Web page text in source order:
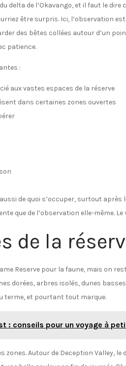
delta de l’Okavango, et il faut le
être surpris. Ici, l’observation
des bêtes collées autour d’un
patience.
:
aux vastes espaces de la réserve
dans certaines zones ouvertes
de quoi s’occuper, surtout
que de l’observation elle-même.
de la
Reserve pour la faune, mais on
dorées, arbres isolés, dunes
terme, et pourtant tout marque.
: conseils pour un voyage à
zones. Autour de Deception Valley,